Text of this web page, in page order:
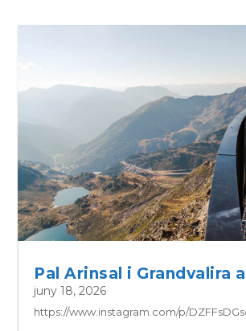
Pal Arinsal i Grandvalira
juny 18, 2026
https://www.instagram.com/p/